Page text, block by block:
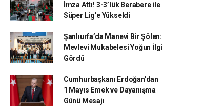
İmza Attı! 3-3’lük Berabere ile
Süper Lig’e Yükseldi
Şanlıurfa’da Manevi Bir Şölen:
Mevlevi Mukabelesi Yoğun İlgi
Gördü
Cumhurbaşkanı Erdoğan’dan
1 Mayıs Emek ve Dayanışma
Günü Mesajı